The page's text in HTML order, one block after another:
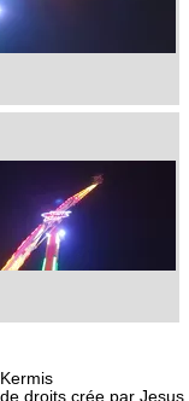
droits crée par Jesus